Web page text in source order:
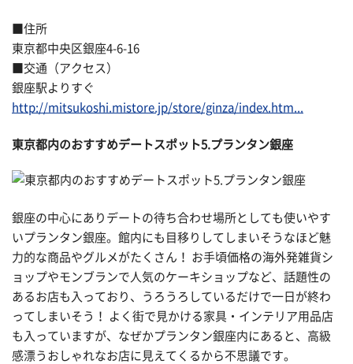
■住所
東京都中央区銀座4-6-16
■交通（アクセス）
銀座駅よりすぐ
http://mitsukoshi.mistore.jp/store/ginza/index.htm...
東京都内のおすすめデートスポット5.プランタン銀座
銀座の中心にありデートの待ち合わせ場所としても使いやす
いプランタン銀座。館内にも目移りしてしまいそうなほど魅
力的な商品やグルメがたくさん！ お手頃価格の海外発雑貨シ
ョップやモンブランで人気のケーキショップなど、話題性の
あるお店も入っており、うろうろしているだけで一日が終わ
ってしまいそう！ よく街で見かける家具・インテリア用品店
も入っていますが、なぜかプランタン銀座内にあると、高級
感漂うおしゃれなお店に見えてくるから不思議です。